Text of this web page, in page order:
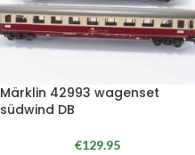
Märklin 42993 wagenset
südwind DB
€129.95